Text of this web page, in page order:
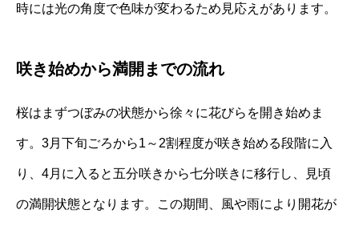
時には光の角度で色味が変わるため見応えがあります。
咲き始めから満開までの流れ
桜はまずつぼみの状態から徐々に花びらを開き始めま
す。3月下旬ごろから1～2割程度が咲き始める段階に入
り、4月に入ると五分咲きから七分咲きに移行し、見頃
の満開状態となります。この期間、風や雨により開花が